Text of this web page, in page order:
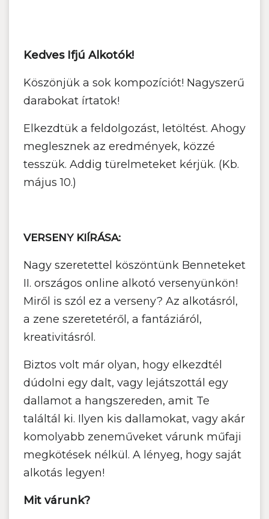
Kedves Ifjú Alkotók!
Köszönjük a sok kompozíciót! Nagyszerű
darabokat írtatok!
Elkezdtük a feldolgozást, letöltést. Ahogy
meglesznek az eredmények, közzé
tesszük. Addig türelmeteket kérjük. (Kb.
május 10.)
VERSENY KIÍRÁSA:
Nagy szeretettel köszöntünk Benneteket
II. országos online alkotó versenyünkön!
Miről is szól ez a verseny? Az alkotásról,
a zene szeretetéről, a fantáziáról,
kreativitásról.
Biztos volt már olyan, hogy elkezdtél
dúdolni egy dalt, vagy lejátszottál egy
dallamot a hangszereden, amit Te
találtál ki. Ilyen kis dallamokat, vagy akár
komolyabb zeneműveket várunk műfaji
megkötések nélkül. A lényeg, hogy saját
alkotás legyen!
Mit várunk?